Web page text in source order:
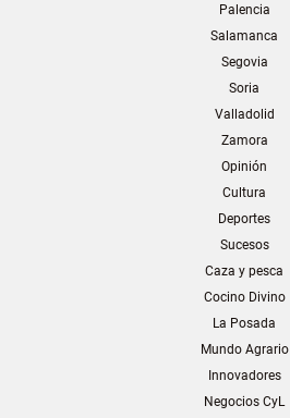
Palencia
Salamanca
Segovia
Soria
Valladolid
Zamora
Opinión
Cultura
Deportes
Sucesos
Caza y pesca
Cocino Divino
La Posada
Mundo Agrario
Innovadores
Negocios CyL